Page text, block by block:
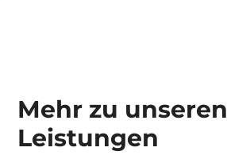
Mehr zu unseren
Leistungen